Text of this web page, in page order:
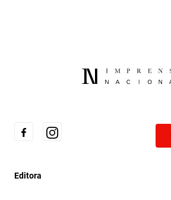
Editora